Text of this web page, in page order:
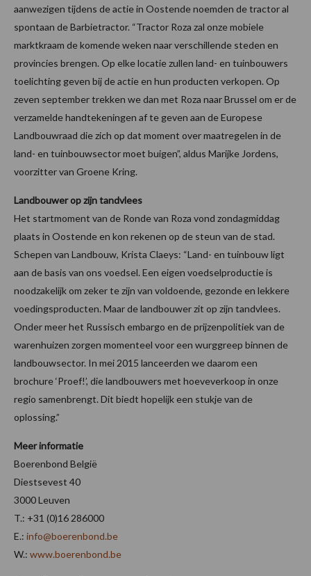
aanwezigen tijdens de actie in Oostende noemden de tractor al
spontaan de Barbietractor. “Tractor Roza zal onze mobiele
marktkraam de komende weken naar verschillende steden en
provincies brengen. Op elke locatie zullen land- en tuinbouwers
toelichting geven bij de actie en hun producten verkopen. Op
zeven september trekken we dan met Roza naar Brussel om er de
verzamelde handtekeningen af te geven aan de Europese
Landbouwraad die zich op dat moment over maatregelen in de
land- en tuinbouwsector moet buigen”, aldus Marijke Jordens,
voorzitter van Groene Kring.
Landbouwer op zijn tandvlees
Het startmoment van de Ronde van Roza vond zondagmiddag
plaats in Oostende en kon rekenen op de steun van de stad.
Schepen van Landbouw, Krista Claeys: “Land- en tuinbouw ligt
aan de basis van ons voedsel. Een eigen voedselproductie is
noodzakelijk om zeker te zijn van voldoende, gezonde en lekkere
voedingsproducten. Maar de landbouwer zit op zijn tandvlees.
Onder meer het Russisch embargo en de prijzenpolitiek van de
warenhuizen zorgen momenteel voor een wurggreep binnen de
landbouwsector. In mei 2015 lanceerden we daarom een
brochure ‘Proef!’, die landbouwers met hoeveverkoop in onze
regio samenbrengt. Dit biedt hopelijk een stukje van de
oplossing.”
Meer informatie
Boerenbond België
Diestsevest 40
3000 Leuven
T.: +31 (0)16 286000
E.: info@boerenbond.be
W.: www.boerenbond.be